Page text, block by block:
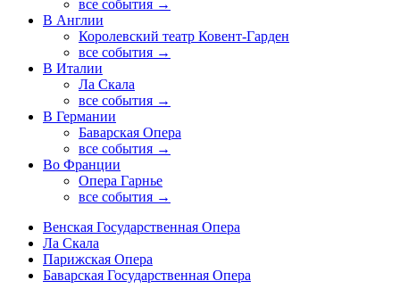
все события →
В Англии
Королевский театр Ковент-Гарден
все события →
В Италии
Ла Скала
все события →
В Германии
Баварская Опера
все события →
Во Франции
Опера Гарнье
все события →
Венская Государственная Опера
Ла Скала
Парижская Опера
Баварская Государственная Опера